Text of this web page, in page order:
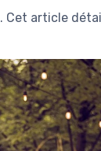
Cet article